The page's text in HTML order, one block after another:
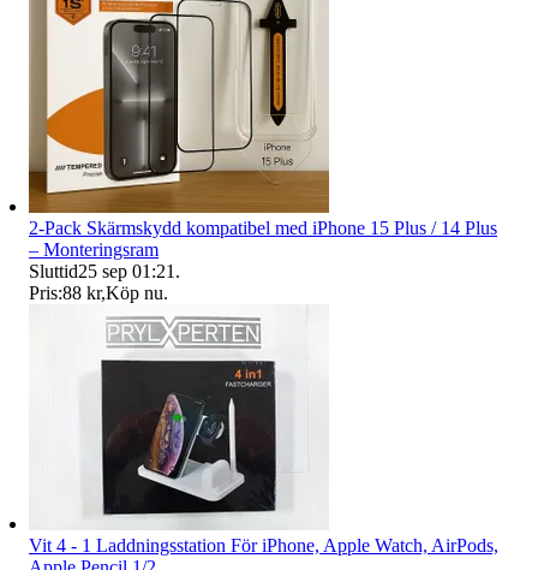
2-Pack Skärmskydd kompatibel med iPhone 15 Plus / 14 Plus
– Monteringsram
Sluttid25 sep 01:21 .
Pris:88 kr,Köp nu.
Vit 4 - 1 Laddningsstation För iPhone, Apple Watch, AirPods,